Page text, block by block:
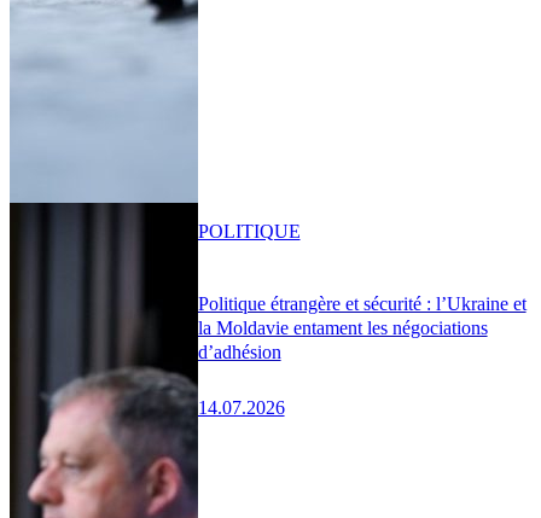
Politique étrangère et sécurité : l’Ukraine et
la Moldavie entament les négociations
d’adhésion
14.07.2026
POLITIQUE